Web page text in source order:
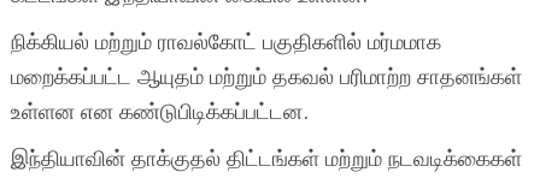
நிக்கியல் மற்றும் ராவல்கோட் பகுதிகளில் மர்மமாக
மறைக்கப்பட்ட ஆயுதம் மற்றும் தகவல் பரிமாற்ற சாதனங்கள்
உள்ளன என கண்டுபிடிக்கப்பட்டன.
இந்தியாவின் தாக்குதல் திட்டங்கள் மற்றும் நடவடிக்கைகள்